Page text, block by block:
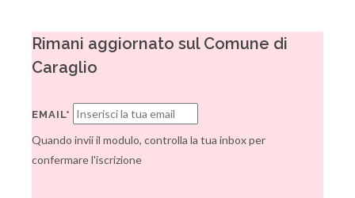
Rimani aggiornato sul Comune di
Caraglio
EMAIL*
Quando invii il modulo, controlla la tua inbox per
confermare l'iscrizione